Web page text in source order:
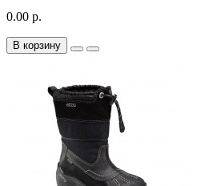
0.00 р.
В корзину